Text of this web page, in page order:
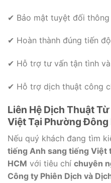
✔ Bảo mật tuyệt đối thông
✔ Hoàn thành đúng tiến
✔ Hỗ trợ tư vấn tận tình
✔ Hỗ trợ dịch thuật công
Liên Hệ Dịch Thuật
Việt Tại Phường Đông
Nếu quý khách đang tìm
tiếng Anh sang tiếng Việt
HCM với tiêu chí chuyên
Công ty Phiên Dịch và